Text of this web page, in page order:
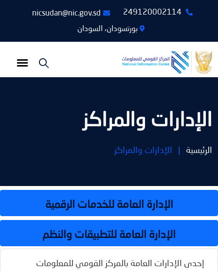
nicsudan@nic.gov.sd
بورتسودان، السودان
الإدارات والمراكز
الرئيسية الإدارات والمراكز
الإدارة العامة للخدمات الرقمية
الإدارة العامة للتطبيقات والنظم
إحدى الإدارات العامة بالمركز القومي للمعلومات